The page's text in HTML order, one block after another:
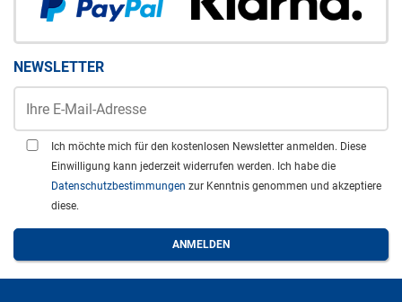
NEWSLETTER
Ich möchte mich für den kostenlosen Newsletter anmelden. Diese
Einwilligung kann jederzeit widerrufen werden. Ich habe die
Datenschutzbestimmungen zur Kenntnis genommen und akzeptiere
diese.